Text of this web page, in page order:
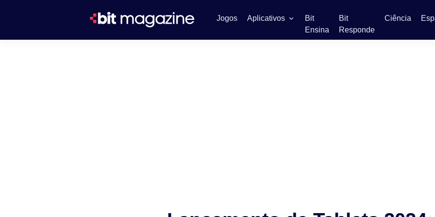
Jogos Aplicativos
Bit
Ensina
Bit
Responde
Ciência